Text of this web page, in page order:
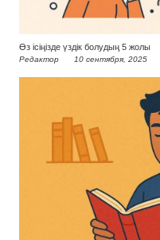
Өз ісіңізде үздік болудың 5 жолы
Редактор 10 сентября, 2025